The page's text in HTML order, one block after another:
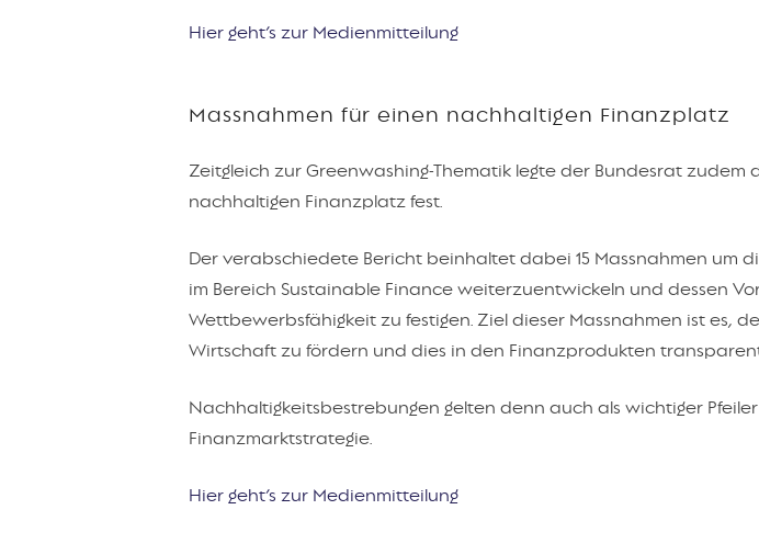
Hier geht’s zur Medienmitteilung
Massnahmen für einen nachhaltigen Finanzplatz
Zeitgleich zur Greenwashing-Thematik legte der Bundesrat zudem
nachhaltigen Finanzplatz fest.
Der verabschiedete Bericht beinhaltet dabei 15 Massnahmen um
im Bereich Sustainable Finance weiterzuentwickeln und dessen
Wettbewerbsfähigkeit zu festigen. Ziel dieser Massnahmen ist es,
Wirtschaft zu fördern und dies in den Finanzprodukten
Nachhaltigkeitsbestrebungen gelten denn auch als wichtiger Pfeiler
Finanzmarktstrategie.
Hier geht’s zur Medienmitteilung